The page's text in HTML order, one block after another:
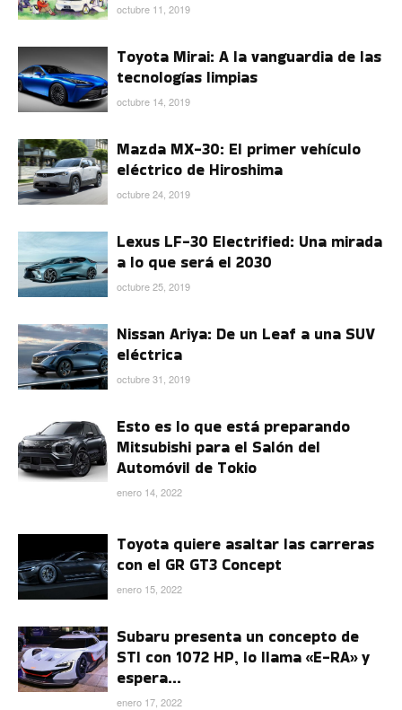
octubre 11, 2019
Toyota Mirai: A la vanguardia de las
tecnologías limpias
octubre 14, 2019
Mazda MX-30: El primer vehículo
eléctrico de Hiroshima
octubre 24, 2019
Lexus LF-30 Electrified: Una mirada
a lo que será el 2030
octubre 25, 2019
Nissan Ariya: De un Leaf a una SUV
eléctrica
octubre 31, 2019
Esto es lo que está preparando
Mitsubishi para el Salón del
Automóvil de Tokio
enero 14, 2022
Toyota quiere asaltar las carreras
con el GR GT3 Concept
enero 15, 2022
Subaru presenta un concepto de
STI con 1072 HP, lo llama «E-RA» y
espera...
enero 17, 2022